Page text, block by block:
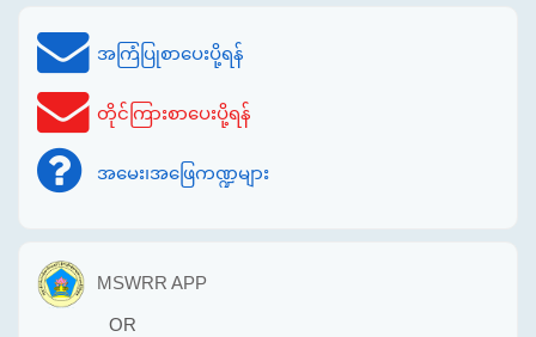
အကြံပြုစာပေးပို့ရန်
တိုင်ကြားစာပေးပို့ရန်
အမေး၊အဖြေကဏ္ဍများ
MSWRR APP
OR